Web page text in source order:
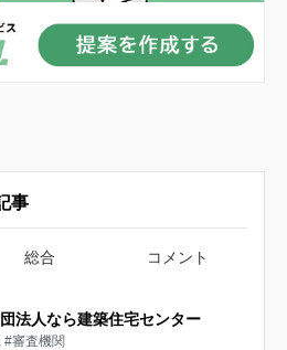
事
総合 コメント
法人なら建築住宅センター
#審査機関